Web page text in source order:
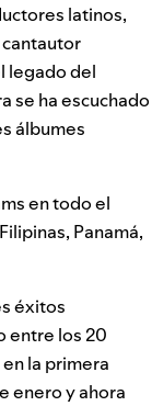
latinos,
cantautor
legado del
se ha escuchado
álbumes
en todo el
Panamá,
éxitos
entre los 20
la primera
enero y ahora